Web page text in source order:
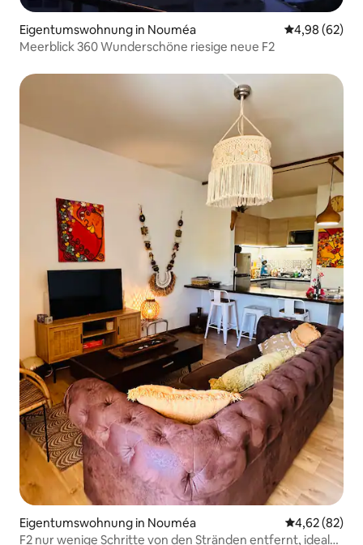
Eigentumswohnung in Nouméa
4,98 (62)
Meerblick 360 Wunderschöne riesige neue F2
Eigentumswohnung in Nouméa
4,62 (82)
F2 nur wenige Schritte von den Stränden entfernt, ideale